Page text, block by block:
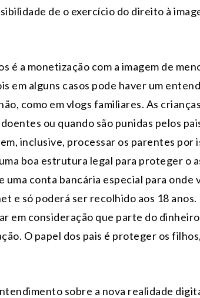
de o exercício do direito à
é a monetização com a imagem de
em alguns casos pode haver um
como em vlogs familiares. As
ou quando são punidas pelos
inclusive, processar os parentes por
boa estrutura legal para proteger o
uma conta bancária especial para onde
e só poderá ser recolhido aos 18 anos.
em consideração que parte do
O papel dos pais é proteger os
sobre a nova realidade